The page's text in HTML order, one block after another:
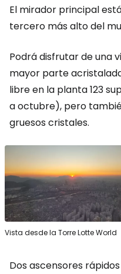
El mirador principal
tercero más alto del
Podrá disfrutar de una
mayor parte
libre en la planta 123
a octubre), pero
gruesos cristales.
Vista desde la Torre Lotte World
Dos ascensores